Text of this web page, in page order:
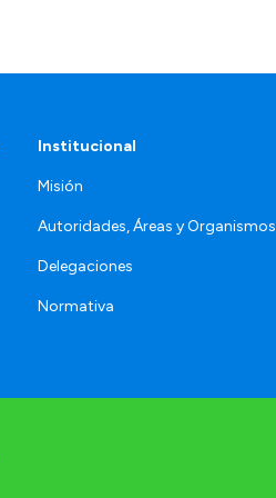
Institucional
Misión
Autoridades, Áreas y Organismos
Delegaciones
Normativa